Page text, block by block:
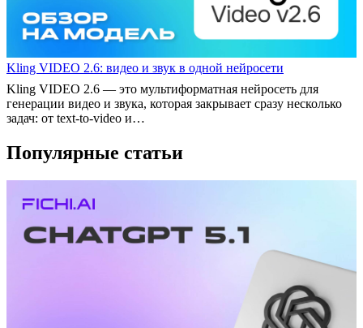
Kling VIDEO 2.6: видео и звук в одной нейросети
Kling VIDEO 2.6 — это мультиформатная нейросеть для
генерации видео и звука, которая закрывает сразу несколько
задач: от text‑to‑video и…
Популярные статьи